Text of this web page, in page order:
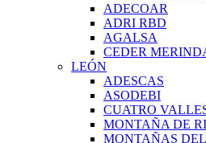
ADECOAR
ADRI RBD
AGALSA
CEDER
LEÓN
ADESCAS
ASODEBI
CUATRO
MONTAÑA DE
MONTAÑAS